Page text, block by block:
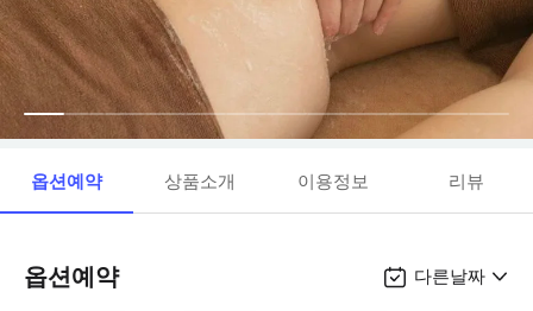
옵션예약 상품소개 이용정보 리뷰
옵션예약 다른날짜